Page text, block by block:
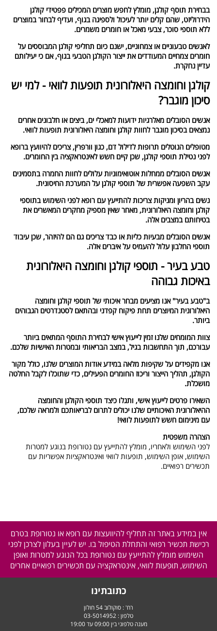
בבחירת תוסף קולגן, מומלץ לחפש מוצרים המכילים פפטידי קולגן
הידרוליזט, שהם קלים יותר לעיכול ולספיגה בגוף, ועדיף לבחור במוצרים
ללא תוספי סוכר, צבעי מאכל או חומרים משמרים.
לאנשים טבעוניים או צמחוניים, ישנם כיום תחליפי קולגן המבוססים על
חומרים צמחיים המעודדים את ייצור הקולגן הטבעי בגוף, אם כי יעילותם
עדיין נחקרת.
קולגן וחומצה היאלורונית תופעות לוואי - למי יש
סיכון מוגבר?
אנשים הסובלים מאלרגיות ידועות למאכלי ים, ביצים או חלבונים אחרים
נמצאים בסיכון מוגבר לחוות קולגן וחומצה היאלורונית תופעות לוואי.
מטופלים הנוטלים תרופות לדילול דם, כגון וורפרין, צריכים להיוועץ ברופא
לפני נטילת תוספי קולגן, שכן קיים חשש לאינטראקציה בין החומרים.
אנשים הסובלים ממחלות אוטואימוניות עלולים לחוות החמרה בתסמינים
עקב השפעה אפשרית של תוספי קולגן על המערכת החיסונית.
נשים בהריון ומניקות צריכות להתייעץ עם רופא לפני השימוש בתוספי
קולגן וחומצה היאלורונית, מאחר שאין מספיק מחקרים המאשרים את
בטיחותם במצבים אלה.
אנשים הסובלים מבעיות כליות או כבד צריכים גם הם להיזהר, שכן עיבוד
תוספי החלבון עלול להעמיס על איברים אלה.
טבע בעיר - תוספי קולגן וחומצה היאלורונית
באיכות גבוהה
ב"טבע בעיר" אנו מציעים מבחר איכותי של תוספי קולגן וחומצה
היאלורונית המיוצרים תחת פיקוח קפדני ובהתאם לסטנדרטים הגבוהים
ביותר.
צוות המומחים שלנו זמין לייעוץ אישי לבחירת התוסף המתאים ביותר
עבורכם, תוך התחשבות בגיל, במצב הבריאותי ובמטרות האישיות שלכם.
אנו מקפידים על שקיפות מלאה במידע אודות המוצרים שלנו, כולל מקור
הקולגן, תהליך הייצור וריכוז החומרים הפעילים, כדי שתוכלו לקבל החלטה
מושכלת.
השאירו פרטים לייעוץ אישי, ותגלו כיצד תוספי הקולגן והחומצה
ההיאלורונית האיכותיים שלנו יכולים לתרום לבריאותכם ולמראה שלכם,
עם מינימום חשש לתופעות לוואי!
הצהרה משפטית
לפני השימוש ולאחריו, מומלץ להתייעץ עם נטורופת בנוגע למטרות
השימוש, אופן השימוש, תופעות לוואי ואינטראקציות אפשריות עם
תכשירים רפואיים.
אין במידע באתר זה תחליף להיוועצות עם רופא או נטורופת בטרם
רכישת תכשיר רפואי והתחלת הטיפול בו. יש לעיין בעלון לצרכן לפני
השימוש מומלץ להתייעץ עם נטורופת בכל הנוגע למטרות ואופן
השימוש, תופעות לוואי, אינטראקציה עם תכשירים רפואיים אחרים
כתובתינו
רח' : סוקולוב 54 חולון
טלפון : 03-5014952
מענה טלפוני בין 09:00 עד 19:00